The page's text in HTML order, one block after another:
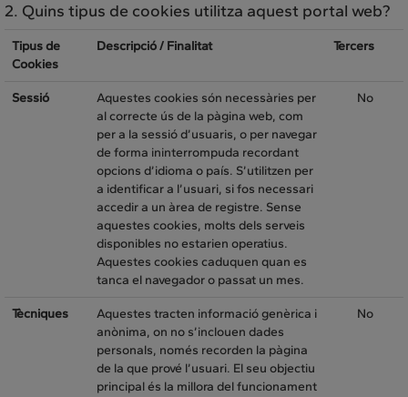
2. Quins tipus de cookies utilitza aquest portal web?
Tipus de
Cookies
Descripció / Finalitat Tercers
Sessió
Aquestes cookies són necessàries per
al correcte ús de la pàgina web, com
per a la sessió d’usuaris, o per navegar
de forma ininterrompuda recordant
opcions d’idioma o país. S’utilitzen per
a identificar a l’usuari, si fos necessari
accedir a un àrea de registre. Sense
aquestes cookies, molts dels serveis
disponibles no estarien operatius.
Aquestes cookies caduquen quan es
tanca el navegador o passat un mes.
No
Tècniques
Aquestes tracten informació genèrica i
anònima, on no s’inclouen dades
personals, només recorden la pàgina
de la que prové l’usuari. El seu objectiu
principal és la millora del funcionament
No